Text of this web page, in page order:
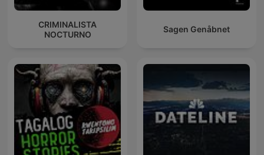
CRIMINALISTA
NOCTURNO
Sagen Genåbnet